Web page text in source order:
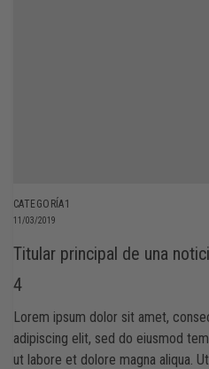
CATEGORÍA1
11/03/2019
Titular principal de una
4
Lorem ipsum dolor sit amet,
adipiscing elit, sed do eiusmod
ut labore et dolore magna aliqua.